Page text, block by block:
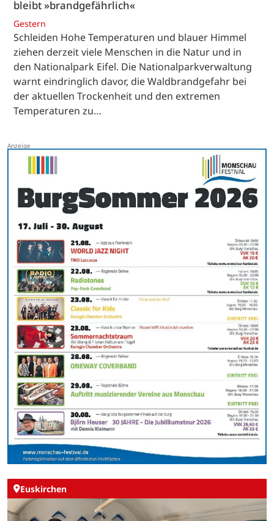
bleibt »brandgefährlich«
Gestern
Schleiden Hohe Temperaturen und blauer Himmel
ziehen derzeit viele Menschen in die Natur und in
den Nationalpark Eifel. Die Nationalparkverwaltung
warnt eindringlich davor, die Waldbrandgefahr bei
der aktuellen Trockenheit und den extremen
Temperaturen zu…
Euskirchen